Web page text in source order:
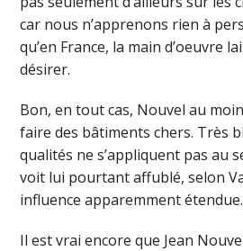
car nous n’apprenons rien à
qu’en France, la main d’oeuvre
désirer.
Bon, en tout cas, Nouvel au
faire des bâtiments chers. Très
qualités ne s’appliquent pas au
voit lui pourtant affublé, selon
influence apparemment étendue.
Il est vrai encore que Jean